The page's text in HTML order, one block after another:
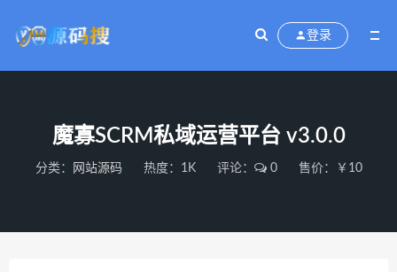
登录
魔寡SCRM私域运营平台 v3.0.0
分类： 网站源码 热度：1K 评论： 0 售价：￥10